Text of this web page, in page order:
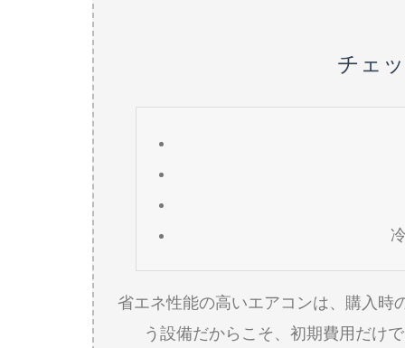
チェ
省エネ性能の高いエアコンは、購入時
う設備だからこそ、初期費用だけ